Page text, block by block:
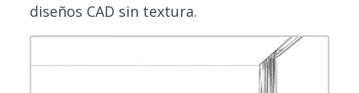
diseños CAD sin textura.